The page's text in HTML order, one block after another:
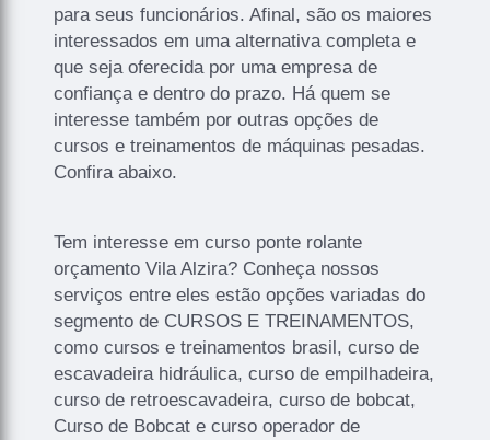
para seus funcionários. Afinal, são os maiores
interessados em uma alternativa completa e
que seja oferecida por uma empresa de
confiança e dentro do prazo. Há quem se
interesse também por outras opções de
cursos e treinamentos de máquinas pesadas.
Confira abaixo.
Tem interesse em curso ponte rolante
orçamento Vila Alzira? Conheça nossos
serviços entre eles estão opções variadas do
segmento de CURSOS E TREINAMENTOS,
como cursos e treinamentos brasil, curso de
escavadeira hidráulica, curso de empilhadeira,
curso de retroescavadeira, curso de bobcat,
Curso de Bobcat e curso operador de